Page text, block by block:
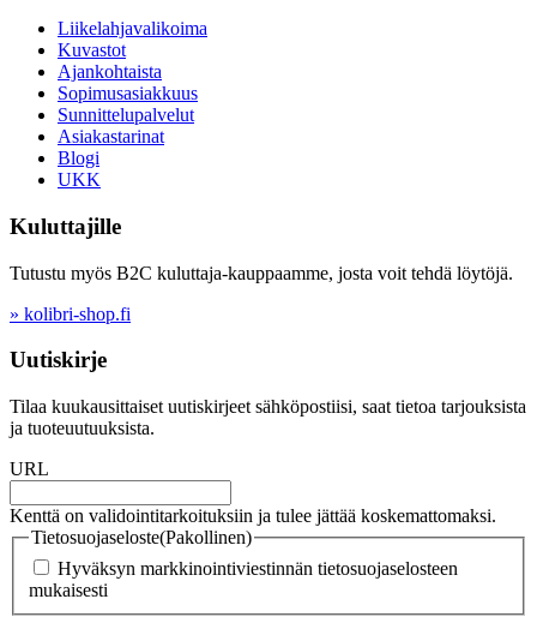
Liikelahjavalikoima
Kuvastot
Ajankohtaista
Sopimusasiakkuus
Sunnittelupalvelut
Asiakastarinat
Blogi
UKK
Kuluttajille
Tutustu myös B2C kuluttaja-kauppaamme, josta voit tehdä löytöjä.
» kolibri-shop.fi
Uutiskirje
Tilaa kuukausittaiset uutiskirjeet sähköpostiisi, saat tietoa tarjouksista
ja tuoteuutuuksista.
URL
Kenttä on validointitarkoituksiin ja tulee jättää koskemattomaksi.
Tietosuojaseloste(Pakollinen)
Hyväksyn markkinointiviestinnän tietosuojaselosteen
mukaisesti